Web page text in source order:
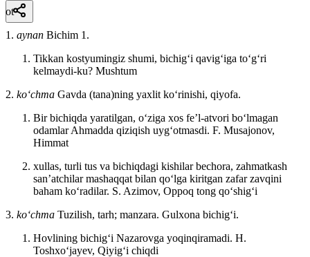
ot
1. aynan Bichim 1.
Tikkan kostyumingiz shumi, bichigʻi qavigʻiga toʻgʻri
kelmaydi-ku? Mushtum
2. koʻchma Gavda (tana)ning yaxlit koʻrinishi, qiyofa.
Bir bichiqda yaratilgan, oʻziga xos feʼl-atvori boʻlmagan
odamlar Ahmadda qiziqish uygʻotmasdi. F. Musajonov,
Himmat
xullas, turli tus va bichiqdagi kishilar bechora, zahmatkash
sanʼatchilar mashaqqat bilan qoʻlga kiritgan zafar zavqini
baham koʻradilar. S. Azimov, Oppoq tong qoʻshigʻi
3. koʻchma Tuzilish, tarh; manzara. Gulxona bichigʻi.
Hovlining bichigʻi Nazarovga yoqinqiramadi. H.
Toshxoʻjayev, Qiyigʻi chiqdi